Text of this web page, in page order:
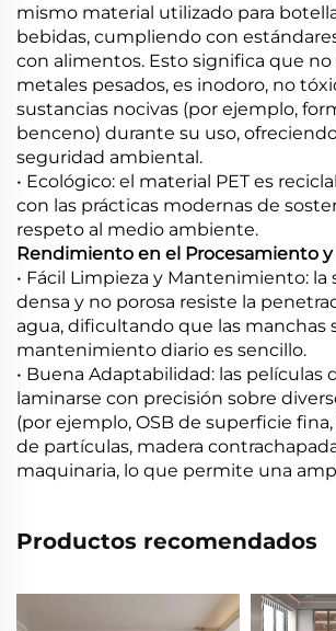
mismo material utilizado para
bebidas, cumpliendo con
con alimentos. Esto significa que
metales pesados, es inodoro, no
sustancias nocivas (por ejemplo,
benceno) durante su uso,
seguridad ambiental.
• Ecológico: el material PET es
con las prácticas modernas de
respeto al medio ambiente.
Rendimiento en el Procesamiento y
• Fácil Limpieza y Mantenimiento: la
densa y no porosa resiste la
agua, dificultando que las manchas
mantenimiento diario es sencillo.
• Buena Adaptabilidad: las películas
laminarse con precisión sobre
(por ejemplo, OSB de superficie
de partículas, madera
maquinaria, lo que permite una
Productos recomendados